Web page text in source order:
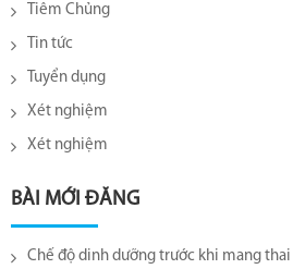
Tiêm Chủng
Tin tức
Tuyển dụng
Xét nghiệm
Xét nghiệm
BÀI MỚI ĐĂNG
Chế độ dinh dưỡng trước khi mang thai